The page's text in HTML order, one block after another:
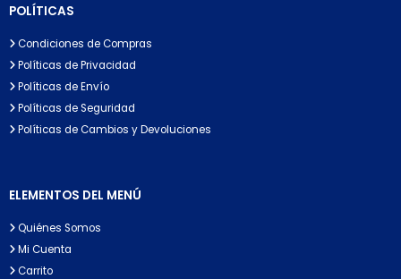
POLÍTICAS
Condiciones de Compras
Políticas de Privacidad
Políticas de Envío
Políticas de Seguridad
Políticas de Cambios y Devoluciones
ELEMENTOS DEL MENÚ
Quiénes Somos
Mi Cuenta
Carrito